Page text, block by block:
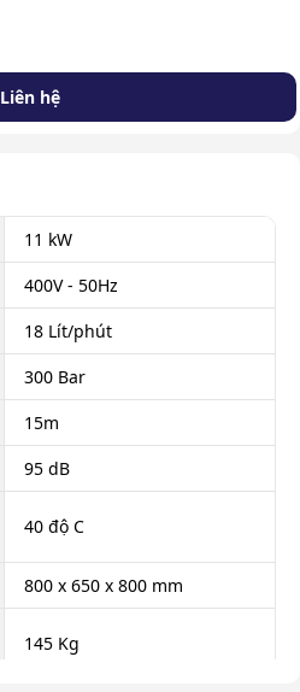
Liên hệ
11 kW
400V - 50Hz
18 Lít/phút
300 Bar
15m
95 dB
40 độ C
800 x 650 x 800 mm
145 Kg